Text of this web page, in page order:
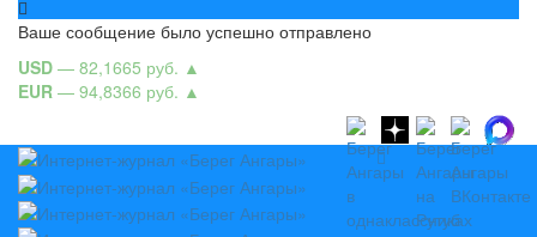
Ваше сообщение было успешно отправлено
USD — 82,1665 руб. ▲
EUR — 94,8366 руб. ▲